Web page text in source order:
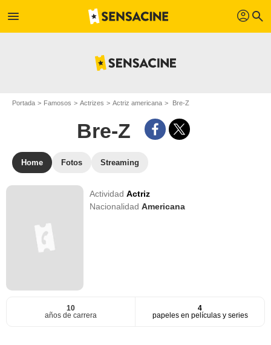
menu profil search
Portada Famosos Actrizes Actriz americana Bre-Z
Bre-Z
Home Fotos Streaming
ActividadActriz
NacionalidadAmericana
10
años de carrera
4
papeles en películas y series